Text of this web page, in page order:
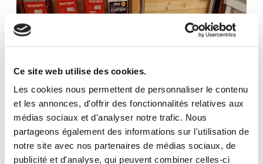
Ce site web utilise des cookies.
Les cookies nous permettent de personnaliser le contenu
et les annonces, d'offrir des fonctionnalités relatives aux
médias sociaux et d'analyser notre trafic. Nous
partageons également des informations sur l'utilisation de
notre site avec nos partenaires de médias sociaux, de
publicité et d'analyse, qui peuvent combiner celles-ci